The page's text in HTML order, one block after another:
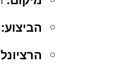
הביצוע: